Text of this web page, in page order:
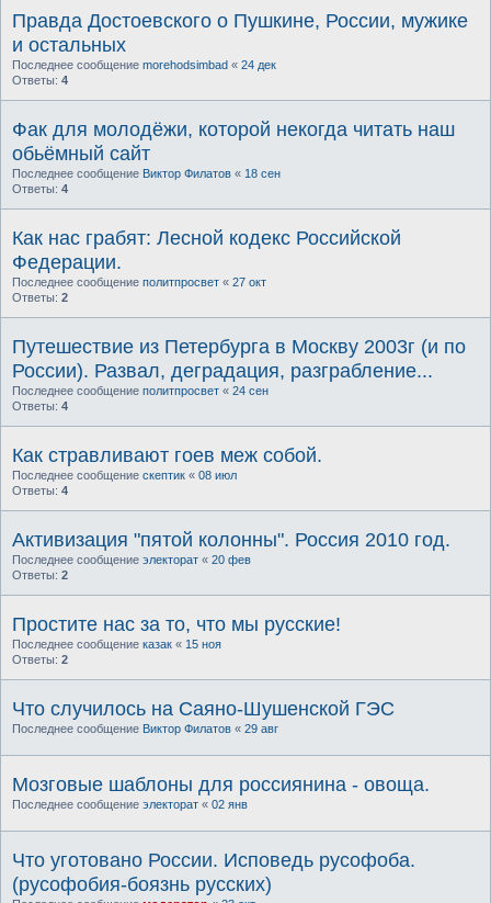
Правда Достоевского о Пушкине, России, мужике
и остальных
Последнее сообщение morehodsimbad « 24 дек
Ответы: 4
Фак для молодёжи, которой некогда читать наш
обьёмный сайт
Последнее сообщение Виктор Филатов « 18 сен
Ответы: 4
Как нас грабят: Лесной кодекс Российской
Федерации.
Последнее сообщение политпросвет « 27 окт
Ответы: 2
Путешествие из Петербурга в Москву 2003г (и по
России). Развал, деградация, разграбление...
Последнее сообщение политпросвет « 24 сен
Ответы: 4
Как стравливают гоев меж собой.
Последнее сообщение скептик « 08 июл
Ответы: 4
Активизация "пятой колонны". Россия 2010 год.
Последнее сообщение электорат « 20 фев
Ответы: 2
Простите нас за то, что мы русские!
Последнее сообщение казак « 15 ноя
Ответы: 2
Что случилось на Саяно-Шушенской ГЭС
Последнее сообщение Виктор Филатов « 29 авг
Мозговые шаблоны для россиянина - овоща.
Последнее сообщение электорат « 02 янв
Что уготовано России. Исповедь русофоба.
(русофобия-боязнь русских)